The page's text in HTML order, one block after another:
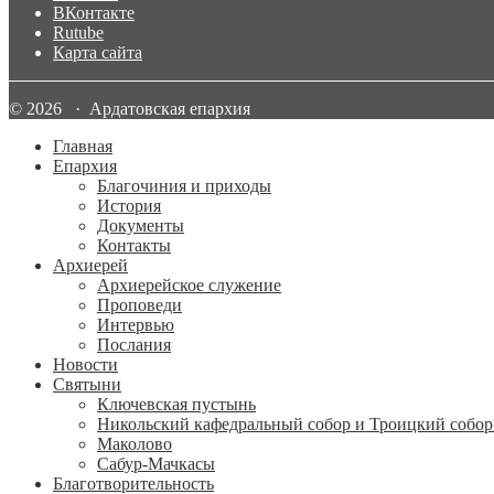
ВКонтакте
Rutube
Карта сайта
© 2026 · Ардатовская епархия
Главная
Епархия
Благочиния и приходы
История
Документы
Контакты
Архиерей
Архиерейское служение
Проповеди
Интервью
Послания
Новости
Святыни
Ключевская пустынь
Никольский кафедральный собор и Троицкий собор
Маколово
Сабур-Мачкасы
Благотворительность